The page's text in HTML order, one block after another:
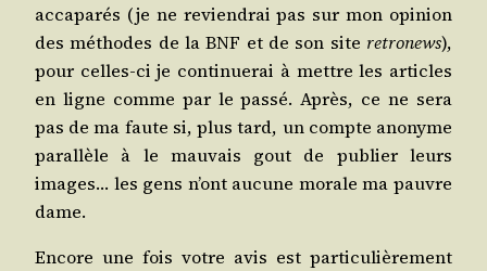
acca­pa­rés (je ne revien­drai pas sur mon opi­nion
des méthodes de la BNF et de son site retro­news),
pour celles-ci je conti­nue­rai à mettre les articles
en ligne comme par le pas­sé. Après, ce ne sera
pas de ma faute si, plus tard, un compte ano­nyme
paral­lèle à le mau­vais gout de publier leurs
images… les gens n’ont aucune morale ma pauvre
dame.
Encore une fois votre avis est par­ti­cu­liè­re­ment